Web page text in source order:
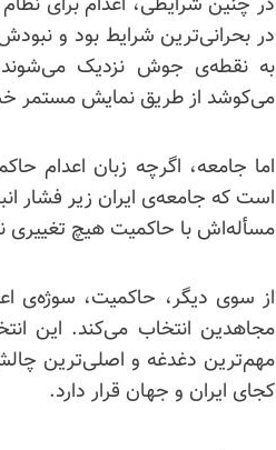
در بحرانی‌ترین شرایط بود و
به نقطه‌ی جوش نزدیک
می‌کوشد از طریق نمایش مستمر
اما جامعه، اگرچه زبان اعدام
است که جامعه‌ی ایران زیر فشار
مسأله‌اش با حاکمیت هیچ تغییری
از سوی دیگر، حاکمیت، سوژه‌ی
مجاهدین انتخاب می‌کند. این
مهم‌ترین دغدغه و اصلی‌ترین
کجای ایران و جهان قرار دارد.